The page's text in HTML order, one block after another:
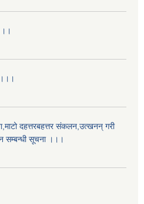
दहत्तरबहत्तर संकलन,उत्खनन् गरी
सम्बन्धी सूचना ।।।